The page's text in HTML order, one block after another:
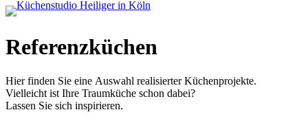
Referenzküchen
Hier finden Sie eine Auswahl realisierter Küchenprojekte.
Vielleicht ist Ihre Traumküche schon dabei?
Lassen Sie sich inspirieren.